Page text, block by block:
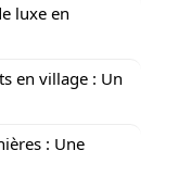
luxe en
en village : Un
: Une